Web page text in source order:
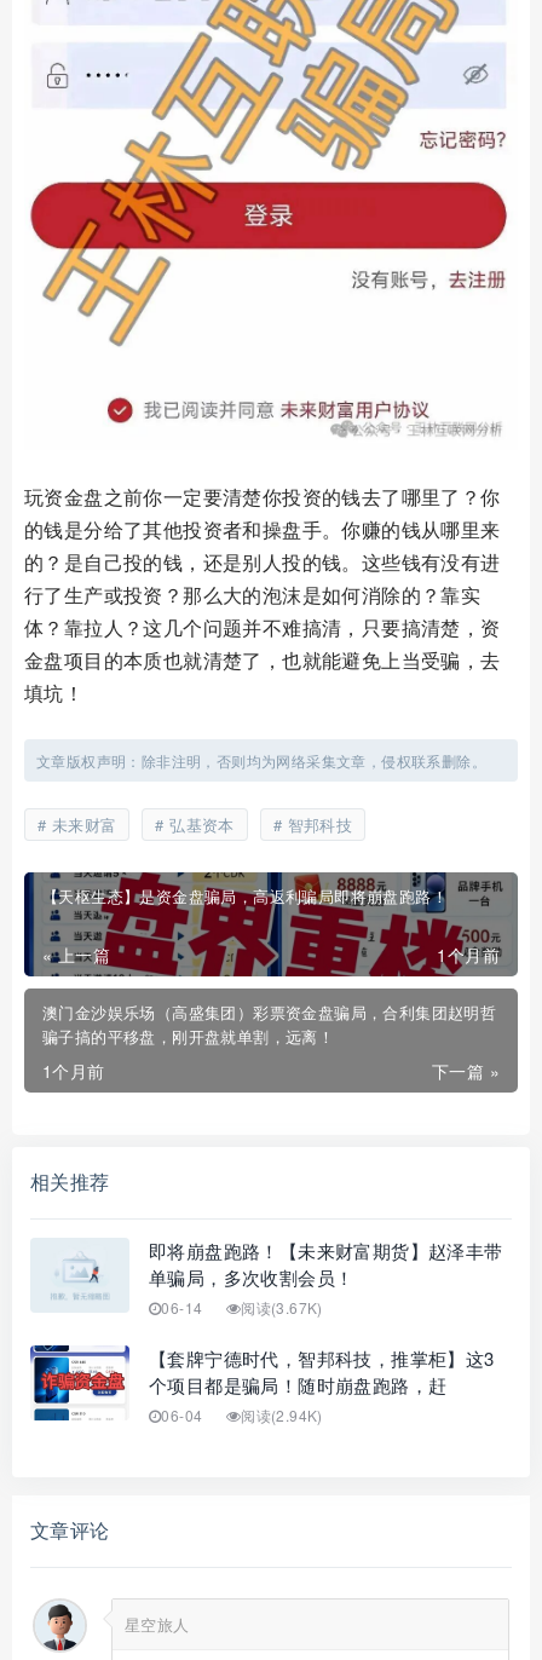
玩资金盘之前你一定要清楚你投资的钱去了哪里了？你
的钱是分给了其他投资者和操盘手。你赚的钱从哪里来
的？是自己投的钱，还是别人投的钱。这些钱有没有进
行了生产或投资？那么大的泡沫是如何消除的？靠实
体？靠拉人？这几个问题并不难搞清，只要搞清楚，资
金盘项目的本质也就清楚了，也就能避免上当受骗，去
填坑！
文章版权声明：除非注明，否则均为网络采集文章，侵权联系删除。
未来财富 弘基资本 智邦科技
【天枢生态】是资金盘骗局，高返利骗局即将崩盘跑路！
« 上一篇 1个月前
澳门金沙娱乐场（高盛集团）彩票资金盘骗局，合利集团赵明哲
骗子搞的平移盘，刚开盘就单割，远离！
下一篇 »
1个月前
相关推荐
即将崩盘跑路！【未来财富期货】赵泽丰带
单骗局，多次收割会员！
06-14 阅读(3.67K)
【套牌宁德时代，智邦科技，推掌柜】这3
个项目都是骗局！随时崩盘跑路，赶
06-04 阅读(2.94K)
文章评论
星空旅人